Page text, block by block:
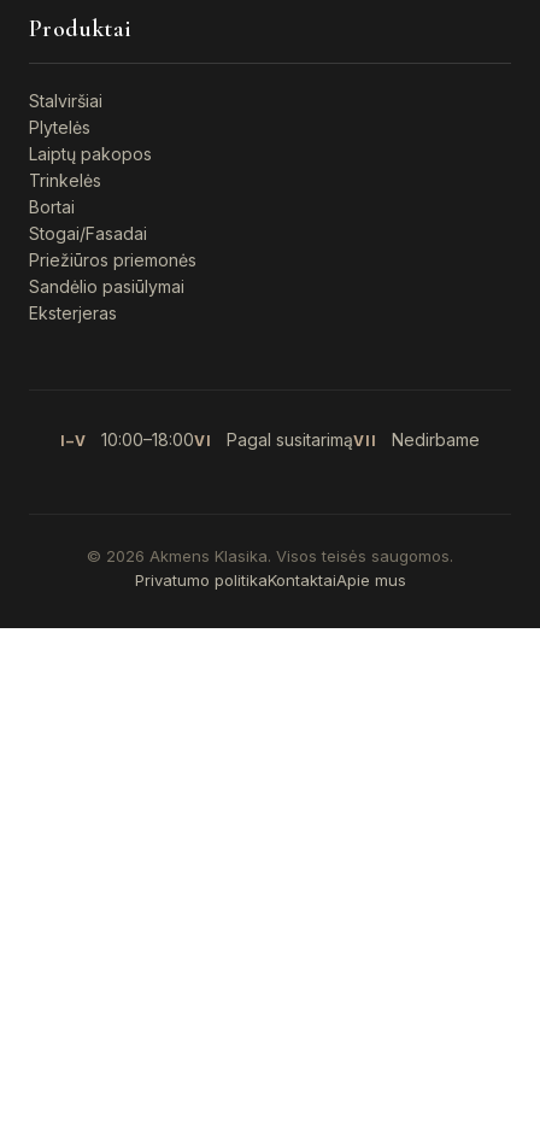
Produktai
Stalviršiai
Plytelės
Laiptų pakopos
Trinkelės
Bortai
Stogai/Fasadai
Priežiūros priemonės
Sandėlio pasiūlymai
Eksterjeras
I–V 10:00–18:00VI Pagal susitarimąVII Nedirbame
© 2026 Akmens Klasika. Visos teisės saugomos.
Privatumo politikaKontaktaiApie mus